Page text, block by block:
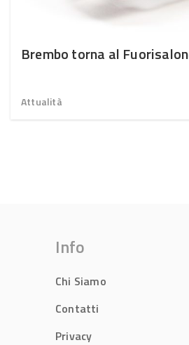
Brembo torna al
Attualità
Info
Chi Siamo
Contatti
Privacy